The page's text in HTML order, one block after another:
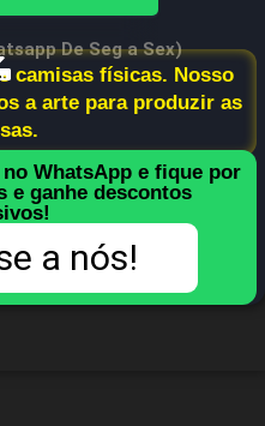
De Seg a Sex)
camisas físicas. Nosso
a arte para produzir as
WhatsApp e fique por
e ganhe descontos
a nós!